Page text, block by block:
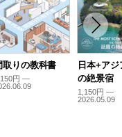
取りの教科書
円 —
日本+アジ
の絶景宿
1,150円 —
2026.05.09